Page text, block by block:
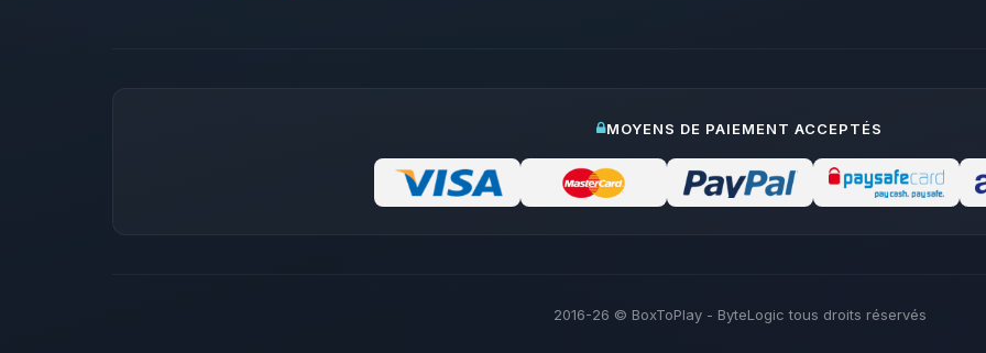
MOYENS DE PAIEMENT ACCEPTÉS
2016-26 © BoxToPlay - ByteLogic tous droits réservés